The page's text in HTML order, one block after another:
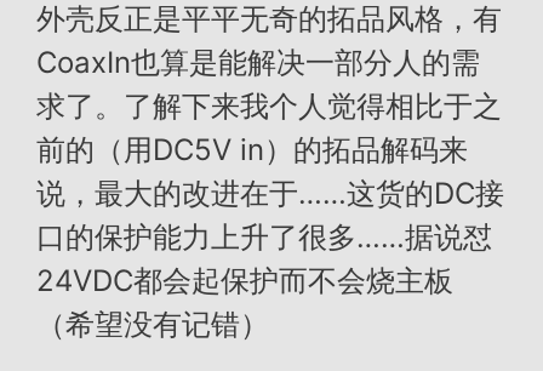
外壳反正是平平无奇的拓品风格，有
CoaxIn也算是能解决一部分人的需
求了。了解下来我个人觉得相比于之
前的（用DC5V in）的拓品解码来
说，最大的改进在于……这货的DC接
口的保护能力上升了很多……据说怼
24VDC都会起保护而不会烧主板
（希望没有记错）